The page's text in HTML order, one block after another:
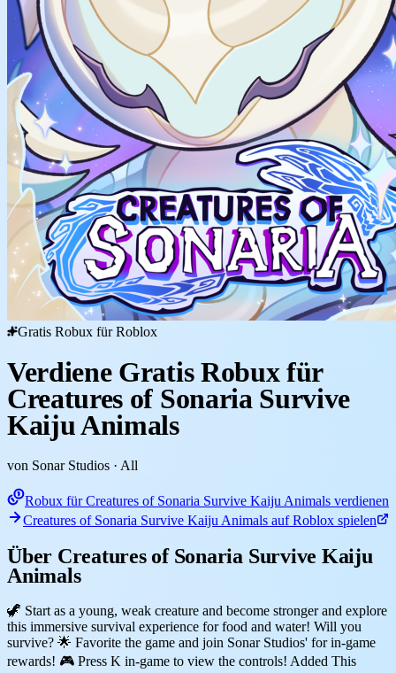
Gratis Robux für Roblox
Verdiene Gratis Robux für
Creatures of Sonaria Survive
Kaiju Animals
von Sonar Studios · All
Robux für Creatures of Sonaria Survive Kaiju Animals verdienen
Creatures of Sonaria Survive Kaiju Animals auf Roblox spielen
Über Creatures of Sonaria Survive Kaiju
Animals
🦖 Start as a young, weak creature and become stronger and explore
this immersive survival experience for food and water! Will you
survive? 🌟 Favorite the game and join Sonar Studios' for in-game
rewards! 🎮 Press K in-game to view the controls! Added This